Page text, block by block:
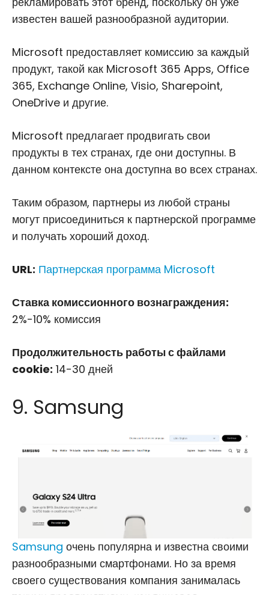
известен вашей разнообразной аудитории.
Microsoft предоставляет комиссию за каждый
продукт, такой как Microsoft 365 Apps, Office
365, Exchange Online, Visio, Sharepoint,
OneDrive и другие.
Microsoft предлагает продвигать свои
продукты в тех странах, где они доступны. В
данном контексте она доступна во всех странах.
Таким образом, партнеры из любой страны
могут присоединиться к партнерской программе
и получать хороший доход.
URL: Партнерская программа Microsoft
Ставка комиссионного вознаграждения:
2%-10% комиссия
Продолжительность работы с файлами
cookie: 14-30 дней
9. Samsung
Samsung очень популярна и известна своими
разнообразными смартфонами. Но за время
своего существования компания занималась